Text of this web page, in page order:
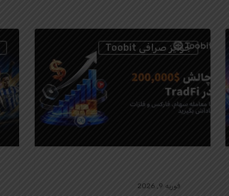
جوایز صرافی Toobit
فوریه 9, 2026